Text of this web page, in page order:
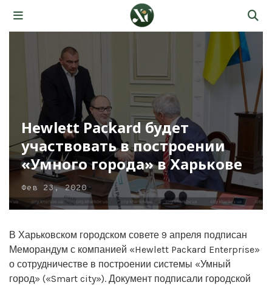
Hewlett Packard будет
участвовать в построении
«Умного города» в Харькове
Фев 23, 2020
В Харьковском городском совете 9 апреля подписан
Меморандум с компанией «Hewlett Packard Enterprise»
о сотрудничестве в построении системы «Умный
город» («Smart city»). Документ подписали городской